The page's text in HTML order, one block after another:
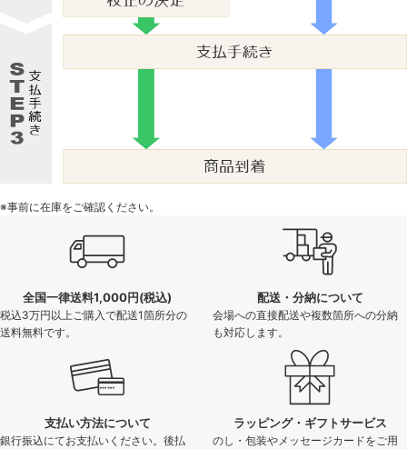
※事前に在庫をご確認ください。
全国一律送料1,000円(税込)
税込3万円以上ご購入で配送1箇所分の
送料無料です。
配送・分納について
会場への直接配送や複数箇所への分納
も対応します。
支払い方法について
銀行振込にてお支払いください。後払
ラッピング・ギフトサービス
のし・包装やメッセージカードをご用